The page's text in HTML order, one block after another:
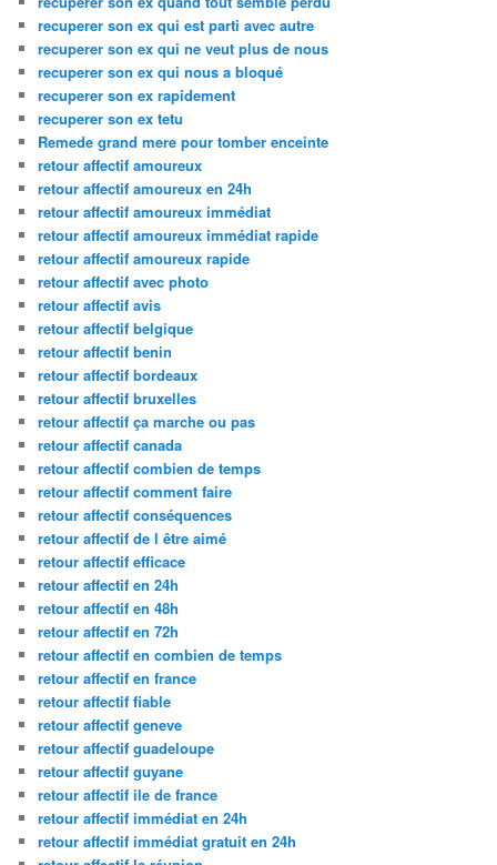
recuperer son ex qui est parti avec autre
recuperer son ex qui ne veut plus de nous
recuperer son ex qui nous a bloqué
recuperer son ex rapidement
recuperer son ex tetu
Remede grand mere pour tomber enceinte
retour affectif amoureux
retour affectif amoureux en 24h
retour affectif amoureux immédiat
retour affectif amoureux immédiat rapide
retour affectif amoureux rapide
retour affectif avec photo
retour affectif avis
retour affectif belgique
retour affectif benin
retour affectif bordeaux
retour affectif bruxelles
retour affectif ça marche ou pas
retour affectif canada
retour affectif combien de temps
retour affectif comment faire
retour affectif conséquences
retour affectif de l être aimé
retour affectif efficace
retour affectif en 24h
retour affectif en 48h
retour affectif en 72h
retour affectif en combien de temps
retour affectif en france
retour affectif fiable
retour affectif geneve
retour affectif guadeloupe
retour affectif guyane
retour affectif ile de france
retour affectif immédiat en 24h
retour affectif immédiat gratuit en 24h